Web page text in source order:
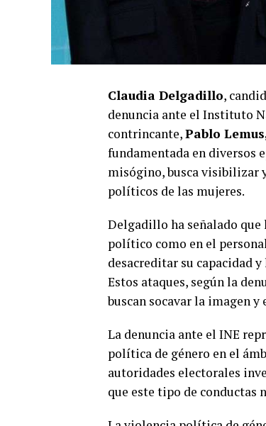
Claudia Delgadillo,
denuncia ante el Instituto
contrincante,Pablo
fundamentada en diversos
misógino, busca visibilizar
políticos de las mujeres.
Delgadillo ha señalado que
político como en el
desacreditar su capacidad
Estos ataques, según la
buscan socavar la imagen
La denuncia ante el INE
política de género en el
autoridades electorales
que este tipo de conductas